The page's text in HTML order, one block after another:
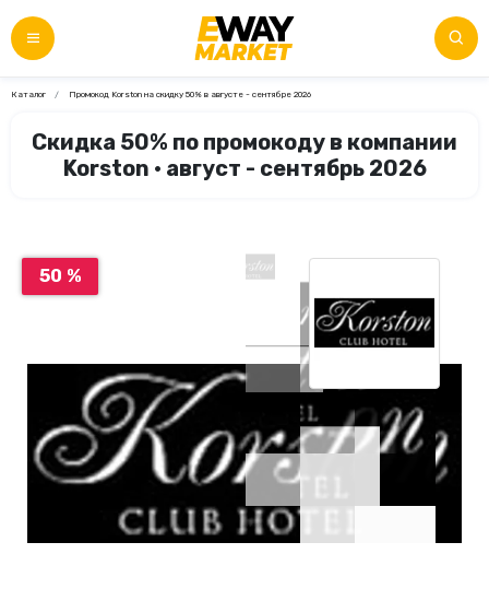
Каталог Промокод Korston на скидку 50% в августе - сентябре 2026
Скидка 50% по промокоду в компании
Korston • август - сентябрь 2026
50 %